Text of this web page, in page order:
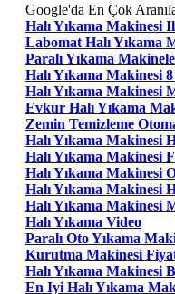
Google'da En Çok
Halı Yıkama Makinesi
Labomat Halı Yıkama
Paralı Yıkama
Halı Yıkama Makinesi 8
Halı Yıkama Makinesi
Evkur Halı Yıkama
Zemin Temizleme
Halı Yıkama Makinesi
Halı Yıkama Makinesi
Halı Yıkama Makinesi
Halı Yıkama Makinesi
Halı Yıkama Makinesi
Halı Yıkama Video
Paralı Oto Yıkama
Kurutma Makinesi
Halı Yıkama Makinesi
En Iyi Halı Yıkama